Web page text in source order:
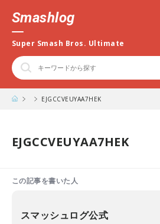
Smashlog
Super Smash Bros. Ultimate
EJGCCVEUYAA7HEK
EJGCCVEUYAA7HEK
この記事を書いた人
スマッシュログ公式